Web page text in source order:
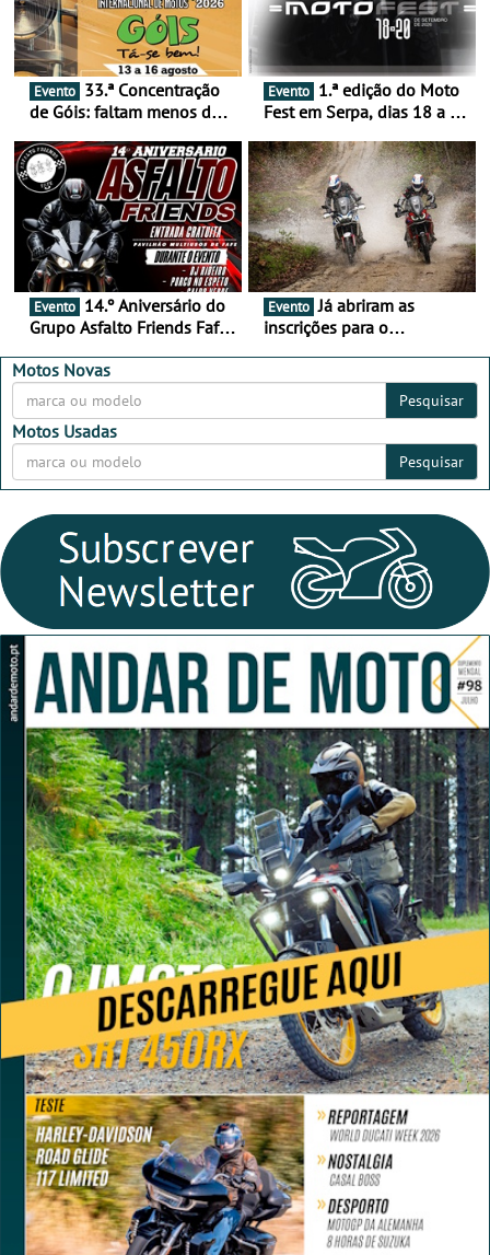
Evento
de Góis: faltam menos de
16 de agosto
Evento
Fest em Serpa, dias 18 a 20
duas rodas invade o Baixo
Alentejo
Evento
Grupo Asfalto Friends Fafe,
2026
Evento Já abriram as
inscrições para o
Motos Novas
Pesquisar
Motos Usadas
Pesquisar